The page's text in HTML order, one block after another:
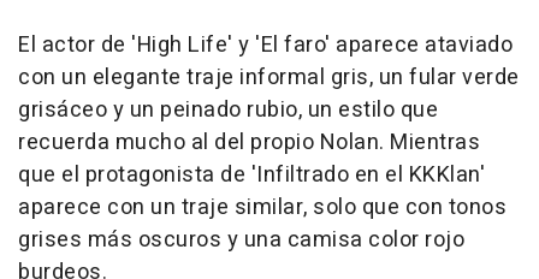
El actor de 'High Life' y 'El faro' aparece ataviado
con un elegante traje informal gris, un fular verde
grisáceo y un peinado rubio, un estilo que
recuerda mucho al del propio Nolan. Mientras
que el protagonista de 'Infiltrado en el KKKlan'
aparece con un traje similar, solo que con tonos
grises más oscuros y una camisa color rojo
burdeos.